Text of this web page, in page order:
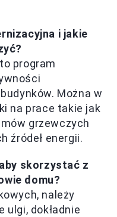
i jakie
program
Można w
na prace takie jak
grzewczych
źródeł energii.
skorzystać z
domu?
należy
dokładnie